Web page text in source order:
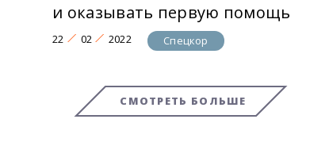
и оказывать первую помощь
22 02 2022 Спецкор
СМОТРЕТЬ БОЛЬШЕ